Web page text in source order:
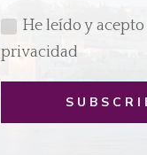
He leído y
privacidad